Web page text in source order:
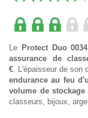
Le Protect Duo 0034
assurance de
€. L'épaisseur de son
endurance au feu
volume de
classeurs, bijoux,